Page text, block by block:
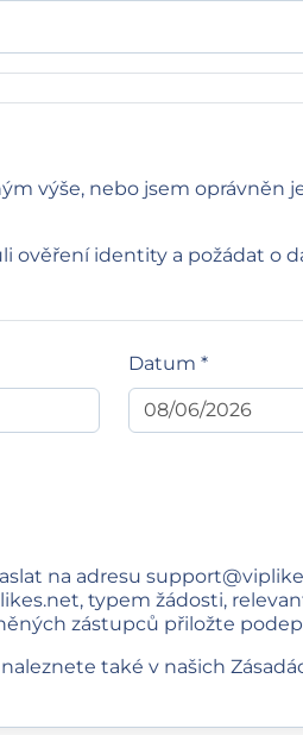
výše, nebo jsem oprávněn
ověření identity a požádat o
Datum *
na adresu
typem žádosti,
zástupců přiložte
také v našich